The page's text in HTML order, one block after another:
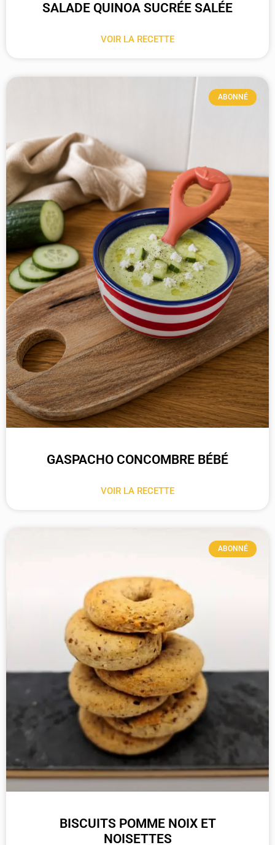
SALADE QUINOA SUCRÉE SALÉE
VOIR LA RECETTE
ABONNÉ
GASPACHO CONCOMBRE BÉBÉ
VOIR LA RECETTE
ABONNÉ
BISCUITS POMME NOIX ET
NOISETTES